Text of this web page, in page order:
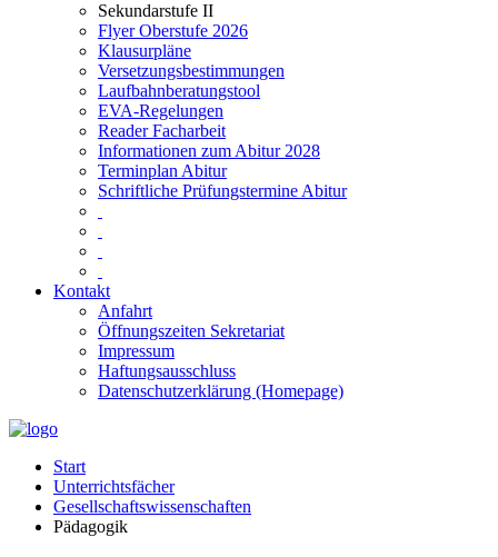
Sekundarstufe II
Flyer Oberstufe 2026
Klausurpläne
Versetzungsbestimmungen
Laufbahnberatungstool
EVA-Regelungen
Reader Facharbeit
Informationen zum Abitur 2028
Terminplan Abitur
Schriftliche Prüfungstermine Abitur
Kontakt
Anfahrt
Öffnungszeiten Sekretariat
Impressum
Haftungsausschluss
Datenschutzerklärung (Homepage)
Start
Unterrichtsfächer
Gesellschaftswissenschaften
Pädagogik